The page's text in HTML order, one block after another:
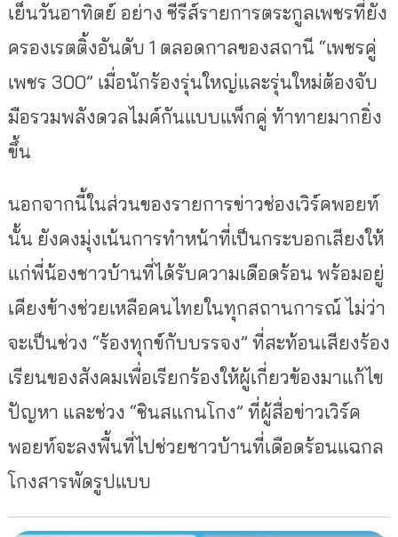
เย็นวันอาทิตย์ อย่าง ซีรีส์รายการตระกูลเพชรที่ยัง
ครองเรตติ้งอันดับ 1 ตลอดกาลของสถานี “เพชรคู่
เพชร 300” เมื่อนักร้องรุ่นใหญ่และรุ่นใหม่ต้องจับ
มือรวมพลังดวลไมค์กันแบบแพ็กคู่ ท้าทายมากยิ่ง
ขึ้น
นอกจากนี้ในส่วนของรายการข่าวช่องเวิร์คพอยท์
นั้น ยังคงมุ่งเน้นการทำหน้าที่เป็นกระบอกเสียงให้
แก่พี่น้องชาวบ้านที่ได้รับความเดือดร้อน พร้อมอยู่
เคียงข้างช่วยเหลือคนไทยในทุกสถานการณ์ ไม่ว่า
จะเป็นช่วง “ร้องทุกข์กับบรรจง” ที่สะท้อนเสียงร้อง
เรียนของสังคมเพื่อเรียกร้องให้ผู้เกี่ยวข้องมาแก้ไข
ปัญหา และช่วง “ชินสแกนโกง” ที่ผู้สื่อข่าวเวิร์ค
พอยท์จะลงพื้นที่ไปช่วยชาวบ้านที่เดือดร้อนแฉกล
โกงสารพัดรูปแบบ